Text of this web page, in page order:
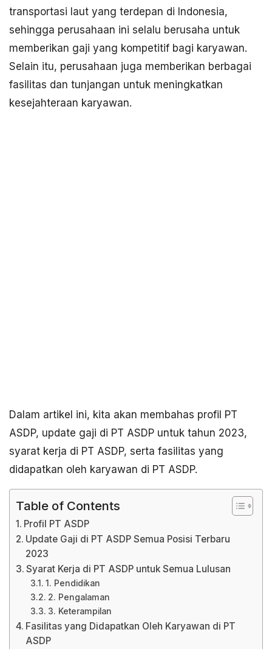
transportasi laut yang terdepan di Indonesia,
sehingga perusahaan ini selalu berusaha untuk
memberikan gaji yang kompetitif bagi karyawan.
Selain itu, perusahaan juga memberikan berbagai
fasilitas dan tunjangan untuk meningkatkan
kesejahteraan karyawan.
Dalam artikel ini, kita akan membahas profil PT
ASDP, update gaji di PT ASDP untuk tahun 2023,
syarat kerja di PT ASDP, serta fasilitas yang
didapatkan oleh karyawan di PT ASDP.
Table of Contents
Profil PT ASDP
Update Gaji di PT ASDP Semua Posisi Terbaru
2023
Syarat Kerja di PT ASDP untuk Semua Lulusan
1. Pendidikan
2. Pengalaman
3. Keterampilan
Fasilitas yang Didapatkan Oleh Karyawan di PT
ASDP